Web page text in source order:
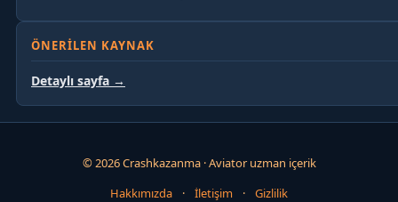
ÖNERILEN KAYNAK
Detaylı sayfa →
© 2026 Crashkazanma · Aviator uzman içerik
Hakkımızda
· İletişim · Gizlilik